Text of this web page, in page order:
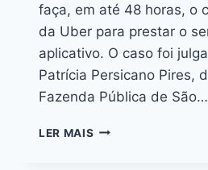
faça, em até 48 horas, o
da Uber para prestar o
aplicativo. O caso foi
Patrícia Persicano Pires,
Fazenda Pública de São…
LER MAIS